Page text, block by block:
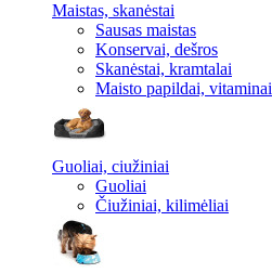
Maistas, skanėstai
Sausas maistas
Konservai, dešros
Skanėstai, kramtalai
Maisto papildai, vitaminai
Guoliai, ciužiniai
Guoliai
Čiužiniai, kilimėliai